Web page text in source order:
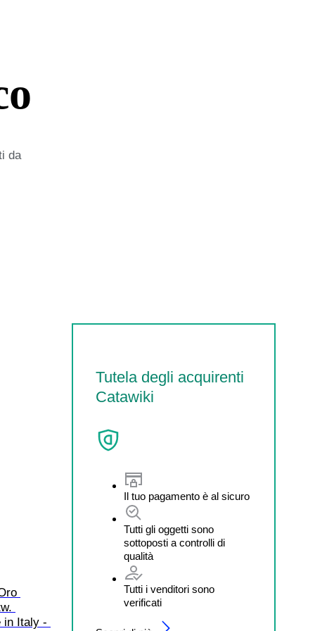
da
Tutela degli acquirenti
Catawiki
Il tuo pagamento è al sicuro
Tutti gli oggetti sono
sottoposti a controlli di
qualità
Tutti i venditori sono
verificati
in Italy -